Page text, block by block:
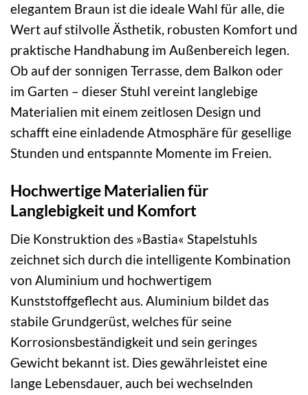
elegantem Braun ist die ideale Wahl für alle, die
Wert auf stilvolle Ästhetik, robusten Komfort und
praktische Handhabung im Außenbereich legen.
Ob auf der sonnigen Terrasse, dem Balkon oder
im Garten – dieser Stuhl vereint langlebige
Materialien mit einem zeitlosen Design und
schafft eine einladende Atmosphäre für gesellige
Stunden und entspannte Momente im Freien.
Hochwertige Materialien für
Langlebigkeit und Komfort
Die Konstruktion des »Bastia« Stapelstuhls
zeichnet sich durch die intelligente Kombination
von Aluminium und hochwertigem
Kunststoffgeflecht aus. Aluminium bildet das
stabile Grundgerüst, welches für seine
Korrosionsbeständigkeit und sein geringes
Gewicht bekannt ist. Dies gewährleistet eine
lange Lebensdauer, auch bei wechselnden